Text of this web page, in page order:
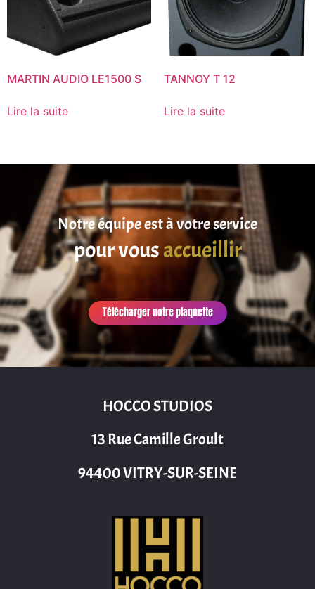
MARTIN AUDIO LE1500 S
Lire la suite
TANNOY T 12
Lire la suite
Notre équipe est à votre service
pour vousaccueillir
Télécharger notre plaquette
HOCCO STUDIOS
13 Rue Camille Groult
94400 VITRY-SUR-SEINE